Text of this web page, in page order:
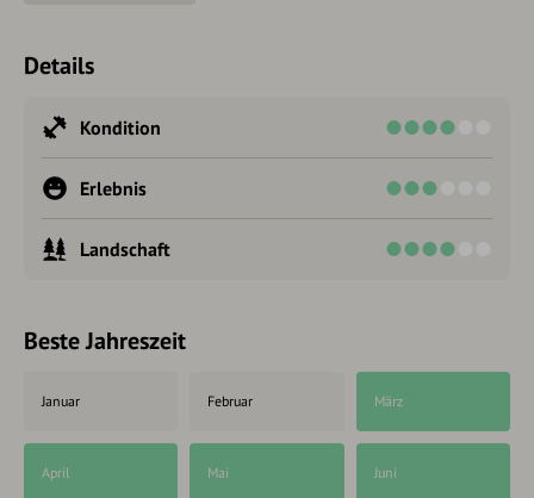
Details
Kondition
Erlebnis
Landschaft
Beste Jahreszeit
Januar Februar März
April Mai Juni